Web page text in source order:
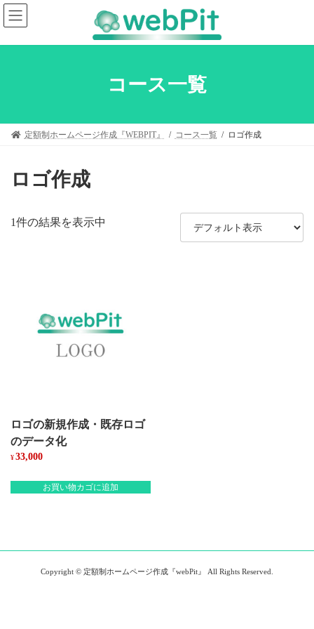
コース一覧
定額制ホームページ作成『WEBPIT』 コース一覧 ロゴ作成
ロゴ作成
1件の結果を表示中
ロゴの新規作成・既存ロゴ
のデータ化
¥ 33,000
お買い物カゴに追加
Copyright © 定額制ホームページ作成『webPit』 All Rights Reserved.